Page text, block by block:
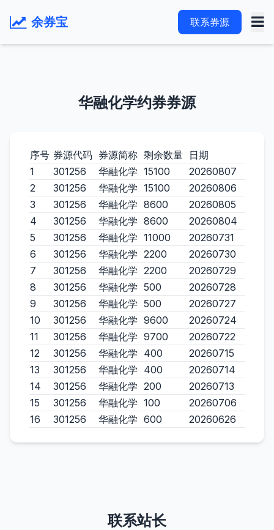
余券宝 联系券源
华融化学约券券源
序号 券源代码 券源简称 剩余数量 日期
1
301256 华融化学 15100
20260807
2
301256 华融化学 15100
20260806
3
301256 华融化学 8600
20260805
4
301256 华融化学 8600
20260804
5
301256 华融化学 11000
20260731
6
301256 华融化学 2200
20260730
7
301256 华融化学 2200
20260729
8
301256 华融化学 500
20260728
9
301256 华融化学 500
20260727
10
301256 华融化学 9600
20260724
11
301256 华融化学 9700
20260722
12
301256 华融化学 400
20260715
13
301256 华融化学 400
20260714
14
301256 华融化学 200
20260713
15
301256 华融化学 100
20260706
16
301256 华融化学 600 20260626
联系站长